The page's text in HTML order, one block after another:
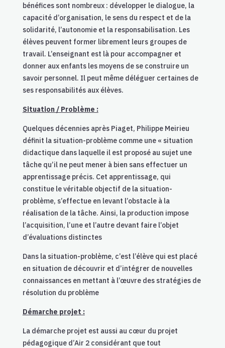
bénéfices sont nombreux : développer le dialogue, la
capacité d’organisation, le sens du respect et de la
solidarité, l’autonomie et la responsabilisation. Les
élèves peuvent former librement leurs groupes de
travail. L’enseignant est là pour accompagner et
donner aux enfants les moyens de se construire un
savoir personnel. Il peut même déléguer certaines de
ses responsabilités aux élèves.
Situation / Problème :
Quelques décennies après Piaget, Philippe Meirieu
définit la situation-problème comme une « situation
didactique dans laquelle il est proposé au sujet une
tâche qu’il ne peut mener à bien sans effectuer un
apprentissage précis. Cet apprentissage, qui
constitue le véritable objectif de la situation-
problème, s’effectue en levant l’obstacle à la
réalisation de la tâche. Ainsi, la production impose
l’acquisition, l’une et l’autre devant faire l’objet
d’évaluations distinctes
Dans la situation-problème, c’est l’élève qui est placé
en situation de découvrir et d’intégrer de nouvelles
connaissances en mettant à l’œuvre des stratégies de
résolution du problème
Démarche projet :
La démarche projet est aussi au cœur du projet
pédagogique d’Air 2 considérant que tout